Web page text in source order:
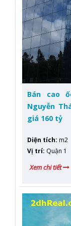
Bán cao
Nguyễn
giá 160 tỷ
Diện tích: m2
Vị trí: Quận 1
Xem chi tiết